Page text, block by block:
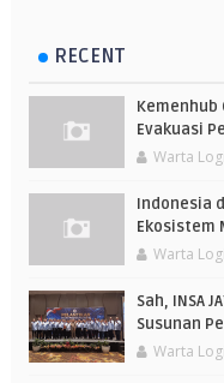
RECENT
Kemenhub
Evakuasi
Warta
Indonesia
Ekosistem
Warta
Sah, INSA
Susunan
Warta